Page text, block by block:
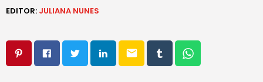
EDITOR: JULIANA NUNES
email